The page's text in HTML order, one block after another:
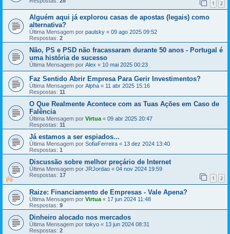
1 2
Alguém aqui já explorou casas de apostas (legais) como
alternativa?
Última Mensagem por paulsky « 09 ago 2025 09:52
Respostas: 2
Não, PS e PSD não fracassaram durante 50 anos - Portugal é
uma história de sucesso
Última Mensagem por Alex « 10 mai 2025 00:23
Faz Sentido Abrir Empresa Para Gerir Investimentos?
Última Mensagem por Alpha « 11 abr 2025 15:16
Respostas: 11
O Que Realmente Acontece com as Tuas Ações em Caso de
Falência
Última Mensagem por Virtua « 09 abr 2025 20:47
Respostas: 11
Já estamos a ser espiados...
Última Mensagem por SofiaFerreira « 13 dez 2024 13:40
Respostas: 1
Discussão sobre melhor preçário de Internet
Última Mensagem por JRJordao « 04 nov 2024 19:59
Respostas: 17 1 2
Raize: Financiamento de Empresas - Vale Apena?
Última Mensagem por Virtua « 17 jun 2024 11:48
Respostas: 9
Dinheiro alocado nos mercados
Última Mensagem por tokyo « 13 jun 2024 08:31
Respostas: 2